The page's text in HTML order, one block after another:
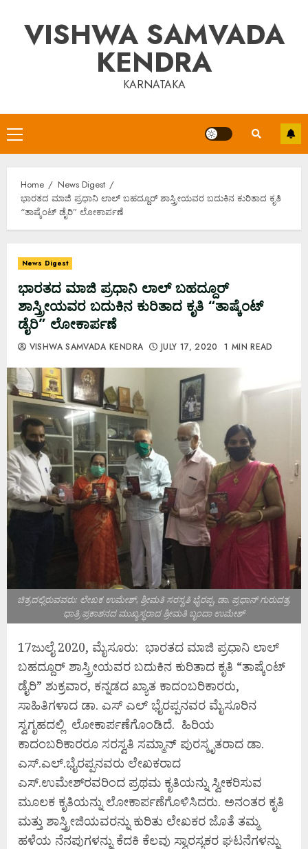
contentVISHWA SAMVADA
KENDRA
KARNATAKA
Primary
Menu
Home
News Digest
ಭಾರತದ ಮಾಜಿ ಪ್ರಧಾನಿ ಲಾಲ್ ಬಹದ್ದೂರ್ ಶಾಸ್ತ್ರೀಯವರ ಬದುಕಿನ ಕುರಿತಾದ ಕೃತಿ
“ತಾಷ್ಕೆಂಟ್ ಡೈರಿ” ಲೋಕಾರ್ಪಣೆ
News Digest
ಭಾರತದ ಮಾಜಿ ಪ್ರಧಾನಿ ಲಾಲ್ ಬಹದ್ದೂರ್
ಶಾಸ್ತ್ರೀಯವರ ಬದುಕಿನ ಕುರಿತಾದ ಕೃತಿ “ತಾಷ್ಕೆಂಟ್
ಡೈರಿ” ಲೋಕಾರ್ಪಣೆ
VISHWA SAMVADA KENDRA JULY 17, 2020 1 MIN READ
ಚಿತ್ರದಲ್ಲಿರುವವರು: ಲೇಖಕ ಉಮೇಶ್, ಶ್ರೀಮತಿ ಸರಸ್ವತಿ ಭೈರಪ್ಪ, ಡಾ. ಪ್ರಧಾನ್ ಗುರುದತ್ತ,
ಧಾತ್ರಿ ಪ್ರಕಾಶನದ ಮುಖ್ಯಸ್ಥರಾದ ಶ್ರೀಮತಿ ಬೃಂದಾ ಉಮೇಶ್
17ಜುಲೈ 2020, ಮೈಸೂರು: ಭಾರತದ ಮಾಜಿ ಪ್ರಧಾನಿ ಲಾಲ್
ಬಹದ್ದೂರ್ ಶಾಸ್ತ್ರೀಯವರ ಬದುಕಿನ ಕುರಿತಾದ ಕೃತಿ “ತಾಷ್ಕೆಂಟ್
ಡೈರಿ” ಶುಕ್ರವಾರ, ಕನ್ನಡದ ಖ್ಯಾತ ಕಾದಂಬರಿಕಾರರು,
ಸಾಹಿತಿಗಳಾದ ಡಾ. ಎಸ್ ಎಲ್ ಭೈರಪ್ಪನವರ ಮೈಸೂರಿನ
ಸ್ವಗೃಹದಲ್ಲಿ ಲೋಕಾರ್ಪಣೆಗೊಂಡಿದೆ. ಹಿರಿಯ
ಕಾದಂಬರಿಕಾರರೂ ಸರಸ್ವತಿ ಸಮ್ಮಾನ್ ಪುರಸ್ಕೃತರಾದ ಡಾ.
ಎಸ್.ಎಲ್.ಭೈರಪ್ಪನವರು ಲೇಖಕರಾದ
ಎಸ್.ಉಮೇಶ್‍ರವರಿಂದ ಪ್ರಥಮ ಕೃತಿಯನ್ನು ಸ್ವೀಕರಿಸುವ
ಮೂಲಕ ಕೃತಿಯನ್ನು ಲೋಕಾರ್ಪಣೆಗೊಳಿಸಿದರು. ಅನಂತರ ಕೃತಿ
ಮತ್ತು ಶಾಸ್ತ್ರೀಜಿಯವರನ್ನು ಕುರಿತು ಲೇಖಕರ ಜೊತೆ ತಮ್ಮ
ಹಳೆಯ ನೆನಪುಗಳನ್ನು ಕೆದಕಿ ಕೆಲವು ಸ್ವಾರಸ್ಯಕರ ಘಟನೆಗಳನ್ನು